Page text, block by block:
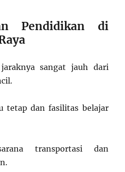
Pendidikan di
sangat jauh dari
tetap dan fasilitas belajar
transportasi dan